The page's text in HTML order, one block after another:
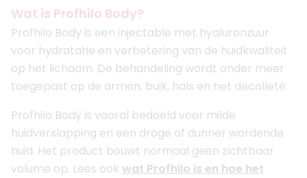
Wat is Profhilo Body?
Profhilo Body is een injectable met hyaluronzuur
voor hydratatie en verbetering van de huidkwaliteit
op het lichaam. De behandeling wordt onder meer
toegepast op de armen, buik, hals en het decolleté.
Profhilo Body is vooral bedoeld voor milde
huidverslapping en een droge of dunner wordende
huid. Het product bouwt normaal geen zichtbaar
volume op. Lees ook wat Profhilo is en hoe het